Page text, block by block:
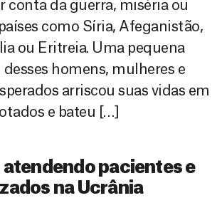
conta da guerra, miséria ou
como Síria, Afeganistão,
ou Eritreia. Uma pequena
homens, mulheres e
arriscou suas vidas em
e bateu […]
atendendo pacientes e
na Ucrânia